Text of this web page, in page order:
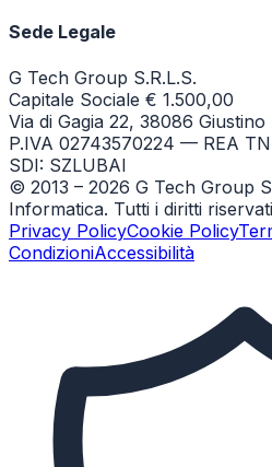
Sede Legale
G Tech Group S.R.L.S.
Capitale Sociale € 1.500,00
Via di Gagia 22, 38086 Giustino
P.IVA 02743570224 — REA
SDI: SZLUBAI
© 2013 – 2026 G Tech Group
Informatica. Tutti i diritti
Privacy PolicyCookie Policy
CondizioniAccessibilità